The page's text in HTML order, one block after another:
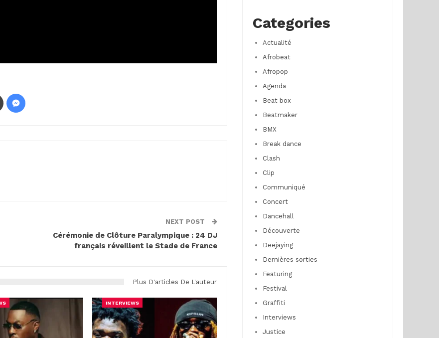
NEXT POST
Cérémonie de Clôture Paralympique : 24 DJ
français réveillent le Stade de France
Plus D'articles De L'auteur
INTERVIEWS
Categories
Actualité
Afrobeat
Afropop
Agenda
Beat box
Beatmaker
BMX
Break dance
Clash
Clip
Communiqué
Concert
Dancehall
Découverte
Deejaying
Dernières sorties
Featuring
Festival
Graffiti
Interviews
Justice